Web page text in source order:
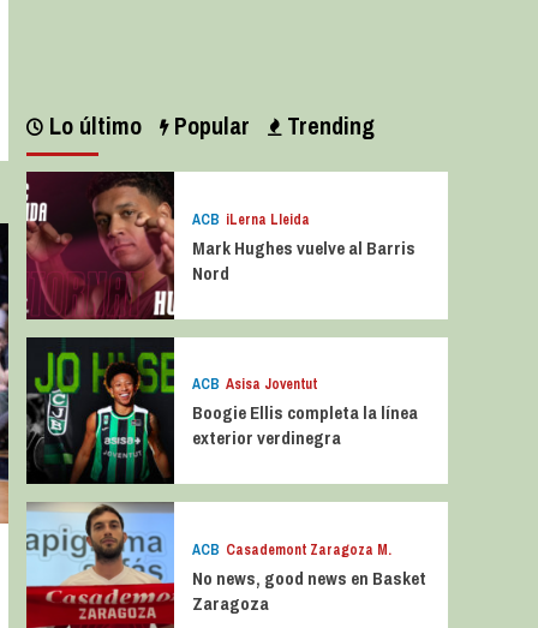
Lo último Popular Trending
ACB iLerna Lleida
Mark Hughes vuelve al Barris
Nord
ACB Asisa Joventut
Boogie Ellis completa la línea
exterior verdinegra
ACB Casademont Zaragoza M.
No news, good news en Basket
Zaragoza